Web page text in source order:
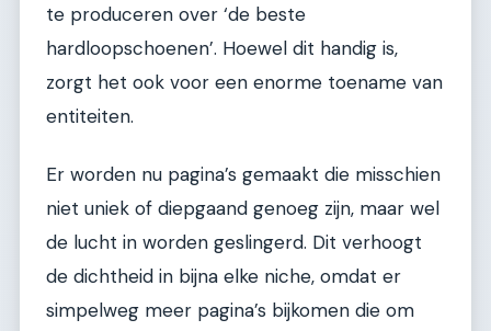
te produceren over ‘de beste
hardloopschoenen’. Hoewel dit handig is,
zorgt het ook voor een enorme toename van
entiteiten.
Er worden nu pagina’s gemaakt die misschien
niet uniek of diepgaand genoeg zijn, maar wel
de lucht in worden geslingerd. Dit verhoogt
de dichtheid in bijna elke niche, omdat er
simpelweg meer pagina’s bijkomen die om